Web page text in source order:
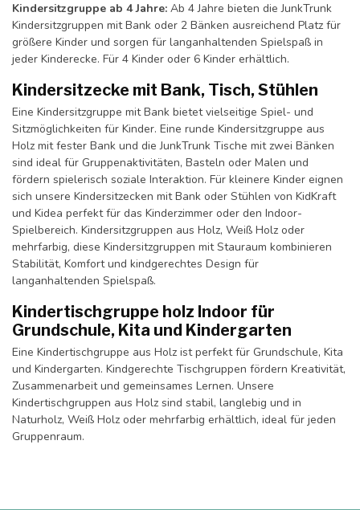
Kindersitzgruppe ab 4 Jahre: Ab 4 Jahre bieten die JunkTrunk
Kindersitzgruppen mit Bank oder 2 Bänken ausreichend Platz für
größere Kinder und sorgen für langanhaltenden Spielspaß in
jeder Kinderecke. Für 4 Kinder oder 6 Kinder erhältlich.
Kindersitzecke mit Bank, Tisch, Stühlen
Eine Kindersitzgruppe mit Bank bietet vielseitige Spiel- und
Sitzmöglichkeiten für Kinder. Eine runde Kindersitzgruppe aus
Holz mit fester Bank und die JunkTrunk Tische mit zwei Bänken
sind ideal für Gruppenaktivitäten, Basteln oder Malen und
fördern spielerisch soziale Interaktion. Für kleinere Kinder eignen
sich unsere Kindersitzecken mit Bank oder Stühlen von KidKraft
und Kidea perfekt für das Kinderzimmer oder den Indoor-
Spielbereich. Kindersitzgruppen aus Holz, Weiß Holz oder
mehrfarbig, diese Kindersitzgruppen mit Stauraum kombinieren
Stabilität, Komfort und kindgerechtes Design für
langanhaltenden Spielspaß.
Kindertischgruppe holz Indoor für
Grundschule, Kita und Kindergarten
Eine Kindertischgruppe aus Holz ist perfekt für Grundschule, Kita
und Kindergarten. Kindgerechte Tischgruppen fördern Kreativität,
Zusammenarbeit und gemeinsames Lernen. Unsere
Kindertischgruppen aus Holz sind stabil, langlebig und in
Naturholz, Weiß Holz oder mehrfarbig erhältlich, ideal für jeden
Gruppenraum.